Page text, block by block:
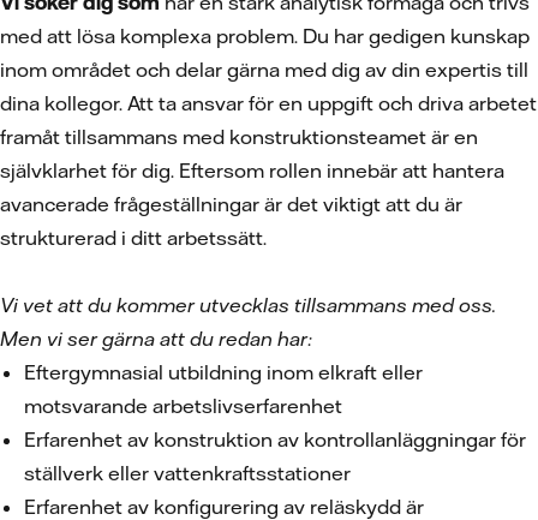
med att lösa komplexa problem. Du har gedigen kunskap
inom området och delar gärna med dig av din expertis till
dina kollegor. Att ta ansvar för en uppgift och driva arbetet
framåt tillsammans med konstruktionsteamet är en
självklarhet för dig. Eftersom rollen innebär att hantera
avancerade frågeställningar är det viktigt att du är
strukturerad i ditt arbetssätt.
Vi vet att du kommer utvecklas tillsammans med oss.
Men vi ser gärna att du redan har:
Eftergymnasial utbildning inom elkraft eller
motsvarande arbetslivserfarenhet
Erfarenhet av konstruktion av kontrollanläggningar för
ställverk eller vattenkraftsstationer
Erfarenhet av konfigurering av reläskydd är